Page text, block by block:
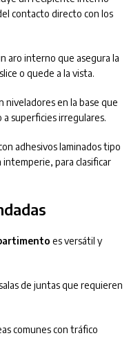
contacto directo con los
aro interno que asegura la
o quede a la vista.
niveladores en la base que
superficies irregulares.
adhesivos laminados tipo
para clasificar
es versátil y
de juntas que requieren
comunes con tráfico